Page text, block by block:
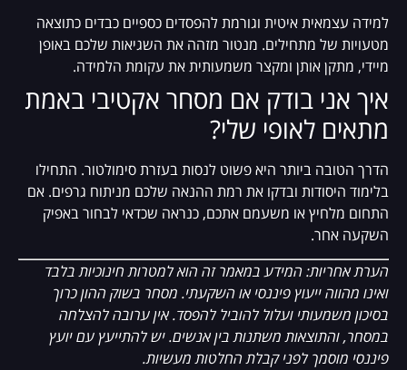
למידה עצמאית איטית וגורמת להפסדים כספיים כבדים כתוצאה
מטעויות של מתחילים. מנטור מזהה את השגיאות שלכם באופן
מיידי, מתקן אותן ומקצר משמעותית את עקומת הלמידה.
איך אני בודק אם מסחר אקטיבי באמת
מתאים לאופי שלי?
הדרך הטובה ביותר היא פשוט לנסות בעזרת סימולטור. התחילו
בלימוד היסודות ובדקו את רמת ההנאה שלכם מניתוח גרפים. אם
התחום מלחיץ או משעמם אתכם, כנראה שכדאי לבחור באפיק
השקעה אחר.
הערת אחריות: המידע במאמר זה הוא למטרות חינוכיות בלבד
ואינו מהווה ייעוץ פיננסי או השקעתי. מסחר בשוק ההון כרוך
בסיכון משמעותי ועלול להוביל להפסד. אין ערובה להצלחה
במסחר, והתוצאות משתנות בין אנשים. יש להתייעץ עם יועץ
פיננסי מוסמך לפני קבלת החלטות מעשיות.